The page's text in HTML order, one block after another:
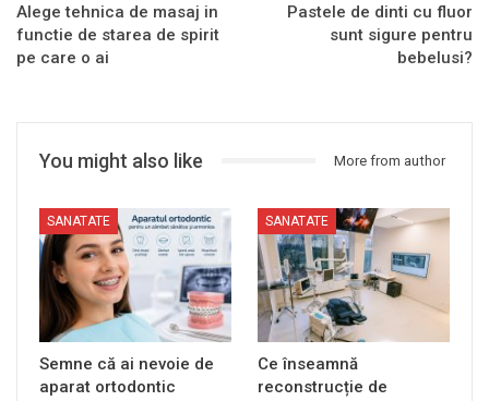
Alege tehnica de masaj in
functie de starea de spirit
pe care o ai
Pastele de dinti cu fluor
sunt sigure pentru
bebelusi?
You might also like More from author
SANATATE
Semne că ai nevoie de
aparat ortodontic
SANATATE
Ce înseamnă
reconstrucție de